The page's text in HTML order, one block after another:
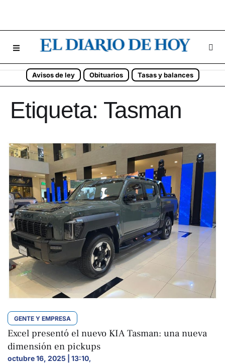
Avisos de ley Obituarios Tasas y balances
Etiqueta: Tasman
GENTE Y EMPRESA
Excel presentó el nuevo KIA Tasman: una nueva
dimensión en pickups
octubre 16, 2025 | 13:10,